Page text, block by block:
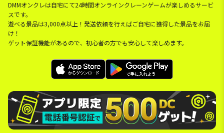
DMMオンクレは自宅にて24時間オンラインクレーンゲームが楽しめるサービ
スです。
遊べる景品は3,000点以上！発送依頼を行えばご自宅に獲得した景品をお届
け！
ゲット保証機能があるので、初心者の方でも安心して楽しめます。